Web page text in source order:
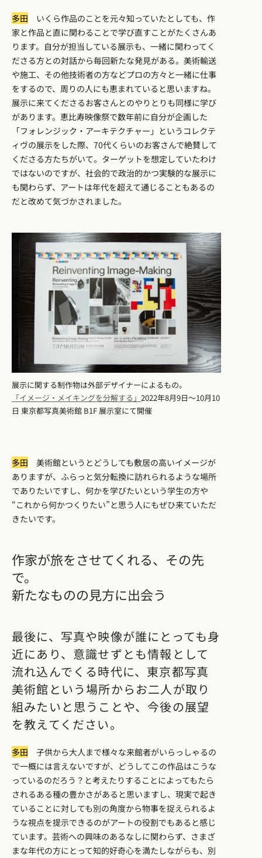
多田 いくら作品のことを元々知っていたとしても、作
家と作品と直に関わることで学び直すことがたくさんあ
ります。自分が担当している展示も、一緒に関わってく
ださる方との対話から毎回新たな発見がある。美術輸送
や施工、その他技術者の方などプロの方々と一緒に仕事
をするので、周りの人にも恵まれていると思いますね。
展示に来てくださるお客さんとのやりとりも同様に学び
があります。恵比寿映像祭で数年前に自分が企画した
「フォレンジック・アーキテクチャー」というコレクテ
ィヴの展示をした際、70代くらいのお客さんで絶賛して
くださる方たちがいて。ターゲットを想定していたわけ
ではないのですが、社会的で政治的かつ実験的な展示に
も関わらず、アートは年代を超えて通じることもあるの
だと改めて気づかされました。
展示に関する制作物は外部デザイナーによるもの。
「イメージ・メイキングを分解する」 2022年8月9日〜10月10
日 東京都写真美術館 B1F 展示室にて開催
多田 美術館というとどうしても敷居の高いイメージが
ありますが、ふらっと気分転換に訪れられるような場所
でありたいですし、何かを学びたいという学生の方や
“これから何かつくりたい”と思う人にもぜひ来ていただ
きたいです。
作家が旅をさせてくれる、その先
で。
新たなものの見方に出会う
最後に、写真や映像が誰にとっても身
近にあり、意識せずとも情報として
流れ込んでくる時代に、東京都写真
美術館という場所からお二人が取り
組みたいと思うことや、今後の展望
を教えてください。
多田 子供から大人まで様々な来館者がいらっしゃるの
で一概には言えないですが、どうしてこの作品はこうな
っているのだろう？と考えたりすることによってもたら
されるある種の豊かさがあると思いますし、現実で起き
ていることに対しても別の角度から物事を捉えられるよ
うな視点を提示できるのがアートの役割でもあると感じ
ています。芸術への興味のあるなしに関わらず、さまざ
まな年代の方にとって知的好奇心を満たしながらも、別